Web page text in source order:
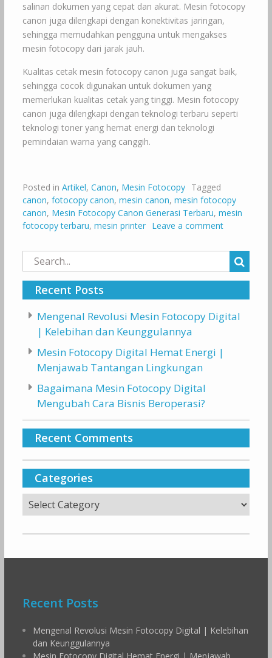
salinan dokumen yang cepat dan akurat. Mesin fotocopy
canon juga dilengkapi dengan konektivitas jaringan,
sehingga memudahkan pengguna untuk mengakses
mesin fotocopy dari jarak jauh.
Kualitas cetak mesin fotocopy canon juga sangat baik,
sehingga cocok digunakan untuk dokumen yang
memerlukan kualitas cetak yang tinggi. Mesin fotocopy
canon juga dilengkapi dengan teknologi terbaru seperti
teknologi toner yang hemat energi dan teknologi
pemindaian warna yang canggih.
Posted in Artikel, Canon, Mesin Fotocopy Tagged
canon, fotocopy canon, mesin canon, mesin fotocopy
canon, Mesin Fotocopy Canon Generasi Terbaru, mesin
fotocopy terbaru, mesin printer Leave a comment
Search
for:
Recent Posts
Mengenal Revolusi Mesin Fotocopy Digital
| Kelebihan dan Keunggulannya
Mesin Fotocopy Digital Hemat Energi |
Menjawab Tantangan Lingkungan
Bagaimana Mesin Fotocopy Digital
Mengubah Cara Bisnis Beroperasi?
Recent Comments
Categories
Categories
Recent Posts
Mengenal Revolusi Mesin Fotocopy Digital | Kelebihan
dan Keunggulannya